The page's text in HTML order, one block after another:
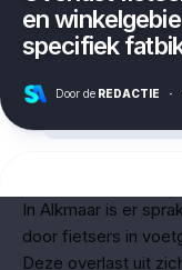
en
specifiek
Door de REDACTIE ·
In Alkmaar is er
door fietsers in
Deze overlast uit